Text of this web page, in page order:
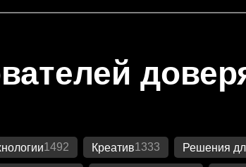
1492 Креатив1333 Решения